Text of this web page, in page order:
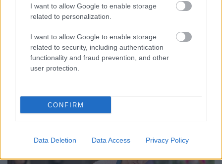
I want to allow Google to enable storage
related to personalization.
I want to allow Google to enable storage
related to security, including authentication
functionality and fraud prevention, and other
user protection.
CONFIRM
Data Deletion Data Access Privacy Policy
rész is kiszivárgott
Kettőből kettő eddig, ami égő, meg minden, de a
nézettséget nem befolyásolja. A leak tegnap este 8
körül jött ki a redditen (igen, láttam; ...